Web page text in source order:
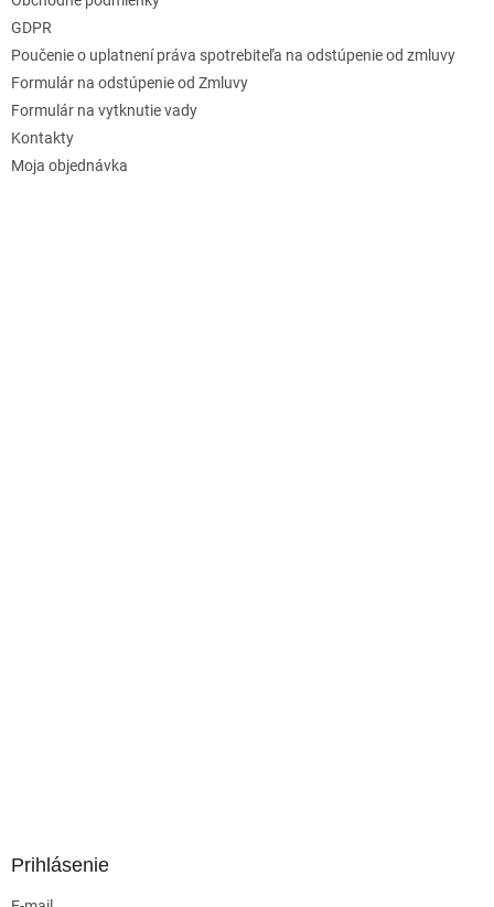
GDPR
Poučenie o uplatnení práva spotrebiteľa na odstúpenie od zmluvy
Formulár na odstúpenie od Zmluvy
Formulár na vytknutie vady
Kontakty
Moja objednávka
Prihlásenie